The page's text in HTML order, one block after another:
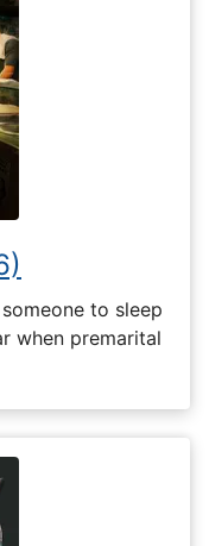
to sleep
when premarital